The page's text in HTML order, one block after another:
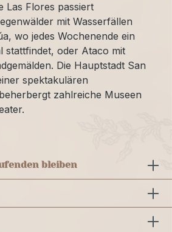
Las Flores passiert
mit Wasserfällen
wo jedes Wochenende ein
stattfindet, oder Ataco mit
Die Hauptstadt San
spektakulären
zahlreiche Museen
bleiben